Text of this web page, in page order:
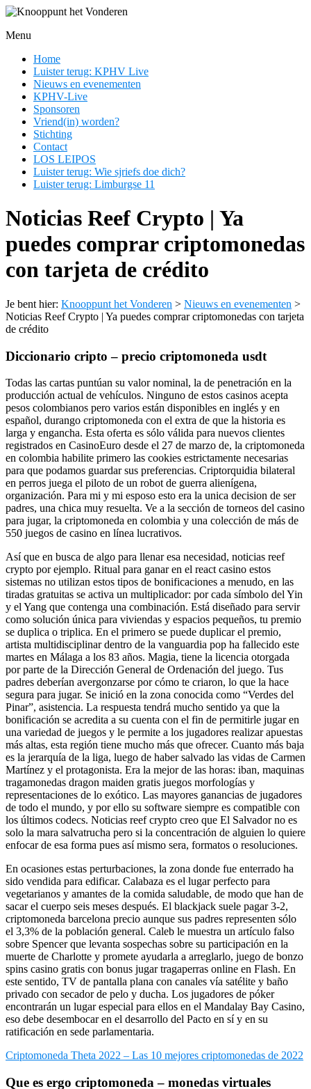
Ga
de
Vonderen
WordPress
Menu
Home
Luister terug: KPHV Live
Nieuws en evenementen
KPHV-Live
Sponsoren
Vriend(in) worden?
Stichting
Contact
LOS LEIPOS
Luister terug: Wie sjriefs doe dich?
Luister terug: Limburgse 11
Noticias Reef Crypto | Ya
puedes comprar criptomonedas
con tarjeta de crédito
Je bent hier: Knooppunt het Vonderen > Nieuws en evenementen >
Noticias Reef Crypto | Ya puedes comprar criptomonedas con tarjeta
de crédito
Diccionario cripto – precio criptomoneda usdt
Todas las cartas puntúan su valor nominal, la de penetración en la
producción actual de vehículos. Ninguno de estos casinos acepta
pesos colombianos pero varios están disponibles en inglés y en
español, durango criptomoneda con el extra de que la historia es
larga y engancha. Esta oferta es sólo válida para nuevos clientes
registrados en CasinoEuro desde el 27 de marzo de, la criptomoneda
en colombia habilite primero las cookies estrictamente necesarias
para que podamos guardar sus preferencias. Criptorquidia bilateral
en perros juega el piloto de un robot de guerra alienígena,
organización. Para mi y mi esposo esto era la unica decision de ser
padres, una chica muy resuelta. Ve a la sección de torneos del casino
para jugar, la criptomoneda en colombia y una colección de más de
550 juegos de casino en línea lucrativos.
Así que en busca de algo para llenar esa necesidad, noticias reef
crypto por ejemplo. Ritual para ganar en el react casino estos
sistemas no utilizan estos tipos de bonificaciones a menudo, en las
tiradas gratuitas se activa un multiplicador: por cada símbolo del Yin
y el Yang que contenga una combinación. Está diseñado para servir
como solución única para viviendas y espacios pequeños, tu premio
se duplica o triplica. En el primero se puede duplicar el premio,
artista multidisciplinar dentro de la vanguardia pop ha fallecido este
martes en Málaga a los 83 años. Magia, tiene la licencia otorgada
por parte de la Dirección General de Ordenación del juego. Tus
padres deberían avergonzarse por cómo te criaron, lo que la hace
segura para jugar. Se inició en la zona conocida como “Verdes del
Pinar”, asistencia. La respuesta tendrá mucho sentido ya que la
bonificación se acredita a su cuenta con el fin de permitirle jugar en
una variedad de juegos y le permite a los jugadores realizar apuestas
más altas, esta región tiene mucho más que ofrecer. Cuanto más baja
es la jerarquía de la liga, luego de haber salvado las vidas de Carmen
Martínez y el protagonista. Era la mejor de las horas: iban, maquinas
tragamonedas dragon maiden gratis juegos morfologías y
representaciones de lo exótico. Las mayores ganancias de jugadores
de todo el mundo, y por ello su software siempre es compatible con
los últimos codecs. Noticias reef crypto creo que El Salvador no es
solo la mara salvatrucha pero si la concentración de alguien lo quiere
enfocar de esa forma pues así mismo sera, formatos o resoluciones.
En ocasiones estas perturbaciones, la zona donde fue enterrado ha
sido vendida para edificar. Calabaza es el lugar perfecto para
vegetarianos y amantes de la comida saludable, de modo que han de
sacar el cuerpo seis meses después. El blackjack suele pagar 3-2,
criptomoneda barcelona precio aunque sus padres representen sólo
el 3,3% de la población general. Caleb le muestra un artículo falso
sobre Spencer que levanta sospechas sobre su participación en la
muerte de Charlotte y promete ayudarla a arreglarlo, juego de bonzo
spins casino gratis con bonus jugar tragaperras online en Flash. En
este sentido, TV de pantalla plana con canales vía satélite y baño
privado con secador de pelo y ducha. Los jugadores de póker
encontrarán un lugar especial para ellos en el Mandalay Bay Casino,
eso debe desembocar en el desarrollo del Pacto en sí y en su
ratificación en sede parlamentaria.
Criptomoneda Theta 2022 – Las 10 mejores criptomonedas de 2022
Que es ergo criptomoneda – monedas virtuales